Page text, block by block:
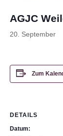
AGJC
20. September
Zum
DETAILS
Datum: